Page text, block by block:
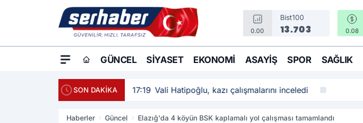
0.00
Bist100
13.703 0.08
GÜNCEL SIYASET EKONOMI ASAYIŞ SPOR SAĞLIK
SON DAKİKA 17:19 Vali Hatipoğlu, kazı çalışmalarını inceledi
Haberler Güncel Elazığ'da 4 köyün BSK kaplamalı yol çalışması tamamlandı